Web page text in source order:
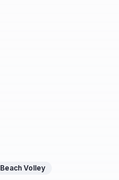
Beach Volley